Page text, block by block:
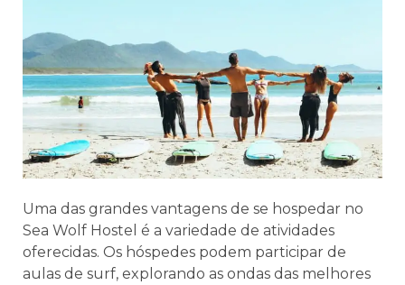
Uma das grandes vantagens de se hospedar no
Sea Wolf Hostel é a variedade de atividades
oferecidas. Os hóspedes podem participar de
aulas de surf, explorando as ondas das melhores